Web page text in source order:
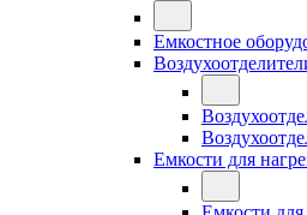
Емкостное
Емкости для